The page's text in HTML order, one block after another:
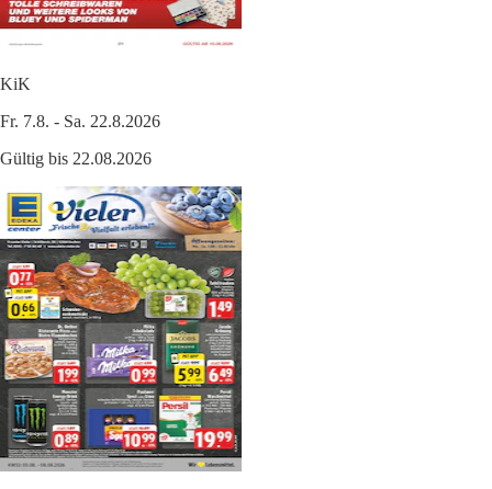
KiK
Fr. 7.8. - Sa. 22.8.2026
Gültig bis 22.08.2026